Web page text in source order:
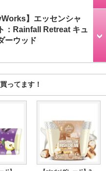
】エッセンシャ
：Rainfall Retreat キュ
ーウッド
ってます！